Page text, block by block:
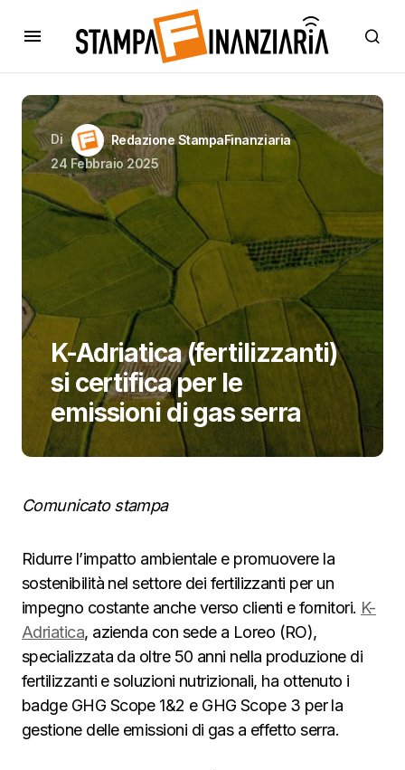
Di
Redazione StampaFinanziaria
24 Febbraio 2025
K-Adriatica (fertilizzanti)
si certifica per le
emissioni di gas serra
Comunicato stampa
Ridurre l’impatto ambientale e promuovere la
sostenibilità nel settore dei fertilizzanti per un
impegno costante anche verso clienti e fornitori. K-
Adriatica, azienda con sede a Loreo (RO),
specializzata da oltre 50 anni nella produzione di
fertilizzanti e soluzioni nutrizionali, ha ottenuto i
badge GHG Scope 1&2 e GHG Scope 3 per la
gestione delle emissioni di gas a effetto serra.